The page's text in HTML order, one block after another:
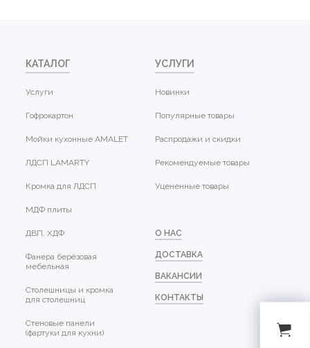
КАТАЛОГ
Услуги
Гофрокартон
Мойки кухонные AMALET
ЛДСП LAMARTY
Кромка для ЛДСП
МДФ плиты
ДВП, ХДФ
Фанера берёзовая
мебельная
Столешницы и кромка
для столешниц
Стеновые панели
(фартуки для кухни)
УСЛУГИ
Новинки
Популярные товары
Распродажи и скидки
Рекомендуемые товары
Уцененные товары
О НАС
ДОСТАВКА
ВАКАНСИИ
КОНТАКТЫ